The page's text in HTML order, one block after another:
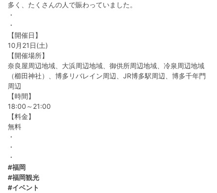
多く、たくさんの人で賑わっていました。
・
・
【開催日】
10月21日(土)
【開催場所】
奈良屋周辺地域、大浜周辺地域、御供所周辺地域、冷泉周辺地域
（櫛田神社）、博多リバレイン周辺、JR博多駅周辺、博多千年門
周辺
【時間】
18:00～21:00
【料金】
無料
・
・
・
#福岡
#福岡観光
#イベント